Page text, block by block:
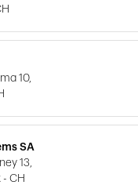
10,
SA
13,
- CH